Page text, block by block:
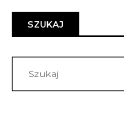
SZUKAJ